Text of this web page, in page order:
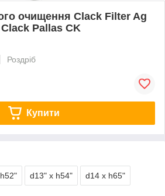
очищення Clack Filter Ag
Pallas CK
Роздріб
Купити
d13" x h54" d14 x h65"